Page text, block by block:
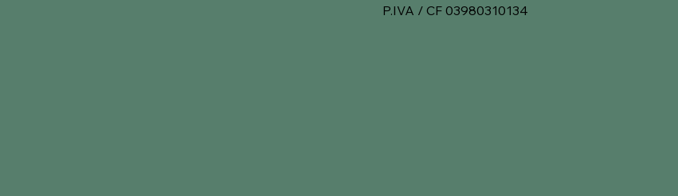
P.IVA / CF 03980310134